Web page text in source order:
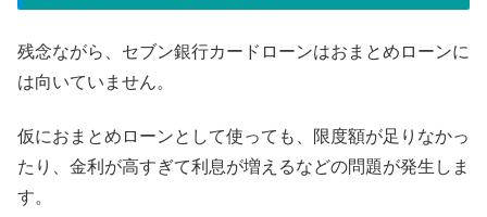
残念ながら、セブン銀行カードローンはおまとめローンに
は向いていません。
仮におまとめローンとして使っても、限度額が足りなかっ
たり、金利が高すぎて利息が増えるなどの問題が発生しま
す。